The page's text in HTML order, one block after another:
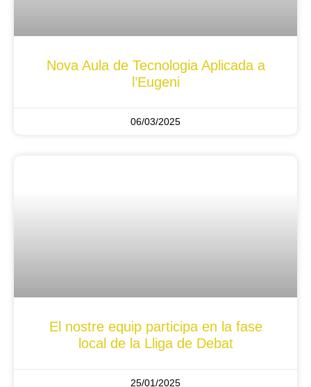
Nova Aula de Tecnologia Aplicada a
l’Eugeni
06/03/2025
El nostre equip participa en la fase
local de la Lliga de Debat
25/01/2025